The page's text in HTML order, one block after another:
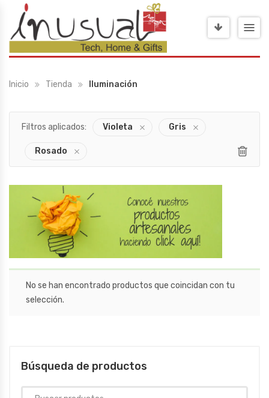
Inicio Tienda Iluminación
Filtros aplicados: Violeta Gris
Rosado
No se han encontrado productos que coincidan con tu
selección.
Búsqueda de productos